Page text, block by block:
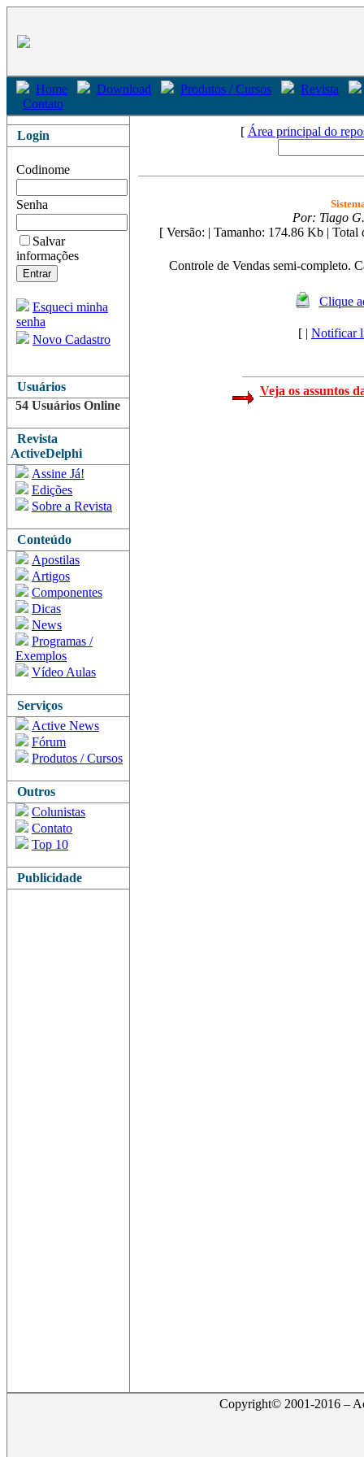
Home Download Produtos / Cursos
Revista
Contato
Login
Codinome
Senha
Salvar
informações
Esqueci minha
senha
Novo Cadastro
Usuários
54 Usuários Online
Revista
ActiveDelphi
Assine Já!
Edições
Sobre a Revista
Conteúdo
Apostilas
Artigos
Componentes
Dicas
News
Programas /
Exemplos
Vídeo Aulas
Serviços
Active News
Fórum
Produtos / Cursos
Outros
Colunistas
Contato
Top 10
Publicidade
[ Área principal do
Por: Tiago
[ Versão: | Tamanho: 174.86 Kb| Total
Controle de Vendas semi-completo.
Clique
[ | Notificar
Veja os assuntos
Copyright© 2001-2016 –